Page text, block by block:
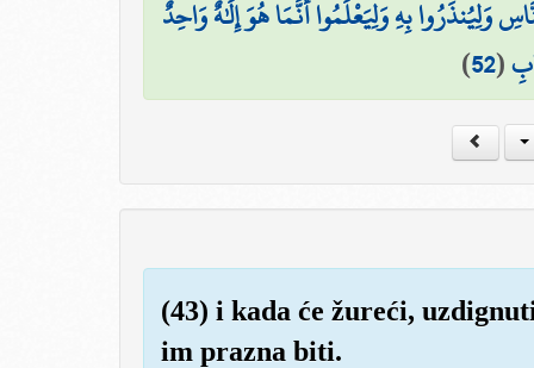
وَلِيُنذَرُوا بِهِ وَلِيَعْلَمُوا أَنَّمَا هُوَ إِلَٰهٌ وَاحِدٌ
(
52
)
(43) i kada će žureći,
im prazna biti.